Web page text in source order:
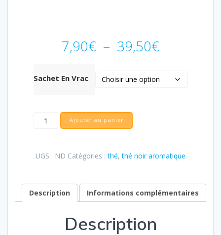
7,90€ – 39,50€Plage
7,90€
à
Sachet En Vrac
Ajouter au panier
UGS : ND Catégories :thé,thé noir aromatique
Description Informations complémentaires
Description